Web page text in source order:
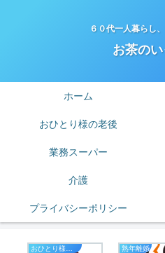
６０代一人暮らし
お茶のい
ホーム
おひとり様の老後
業務スーパー
介護
プライバシーポリシー
熟年離婚